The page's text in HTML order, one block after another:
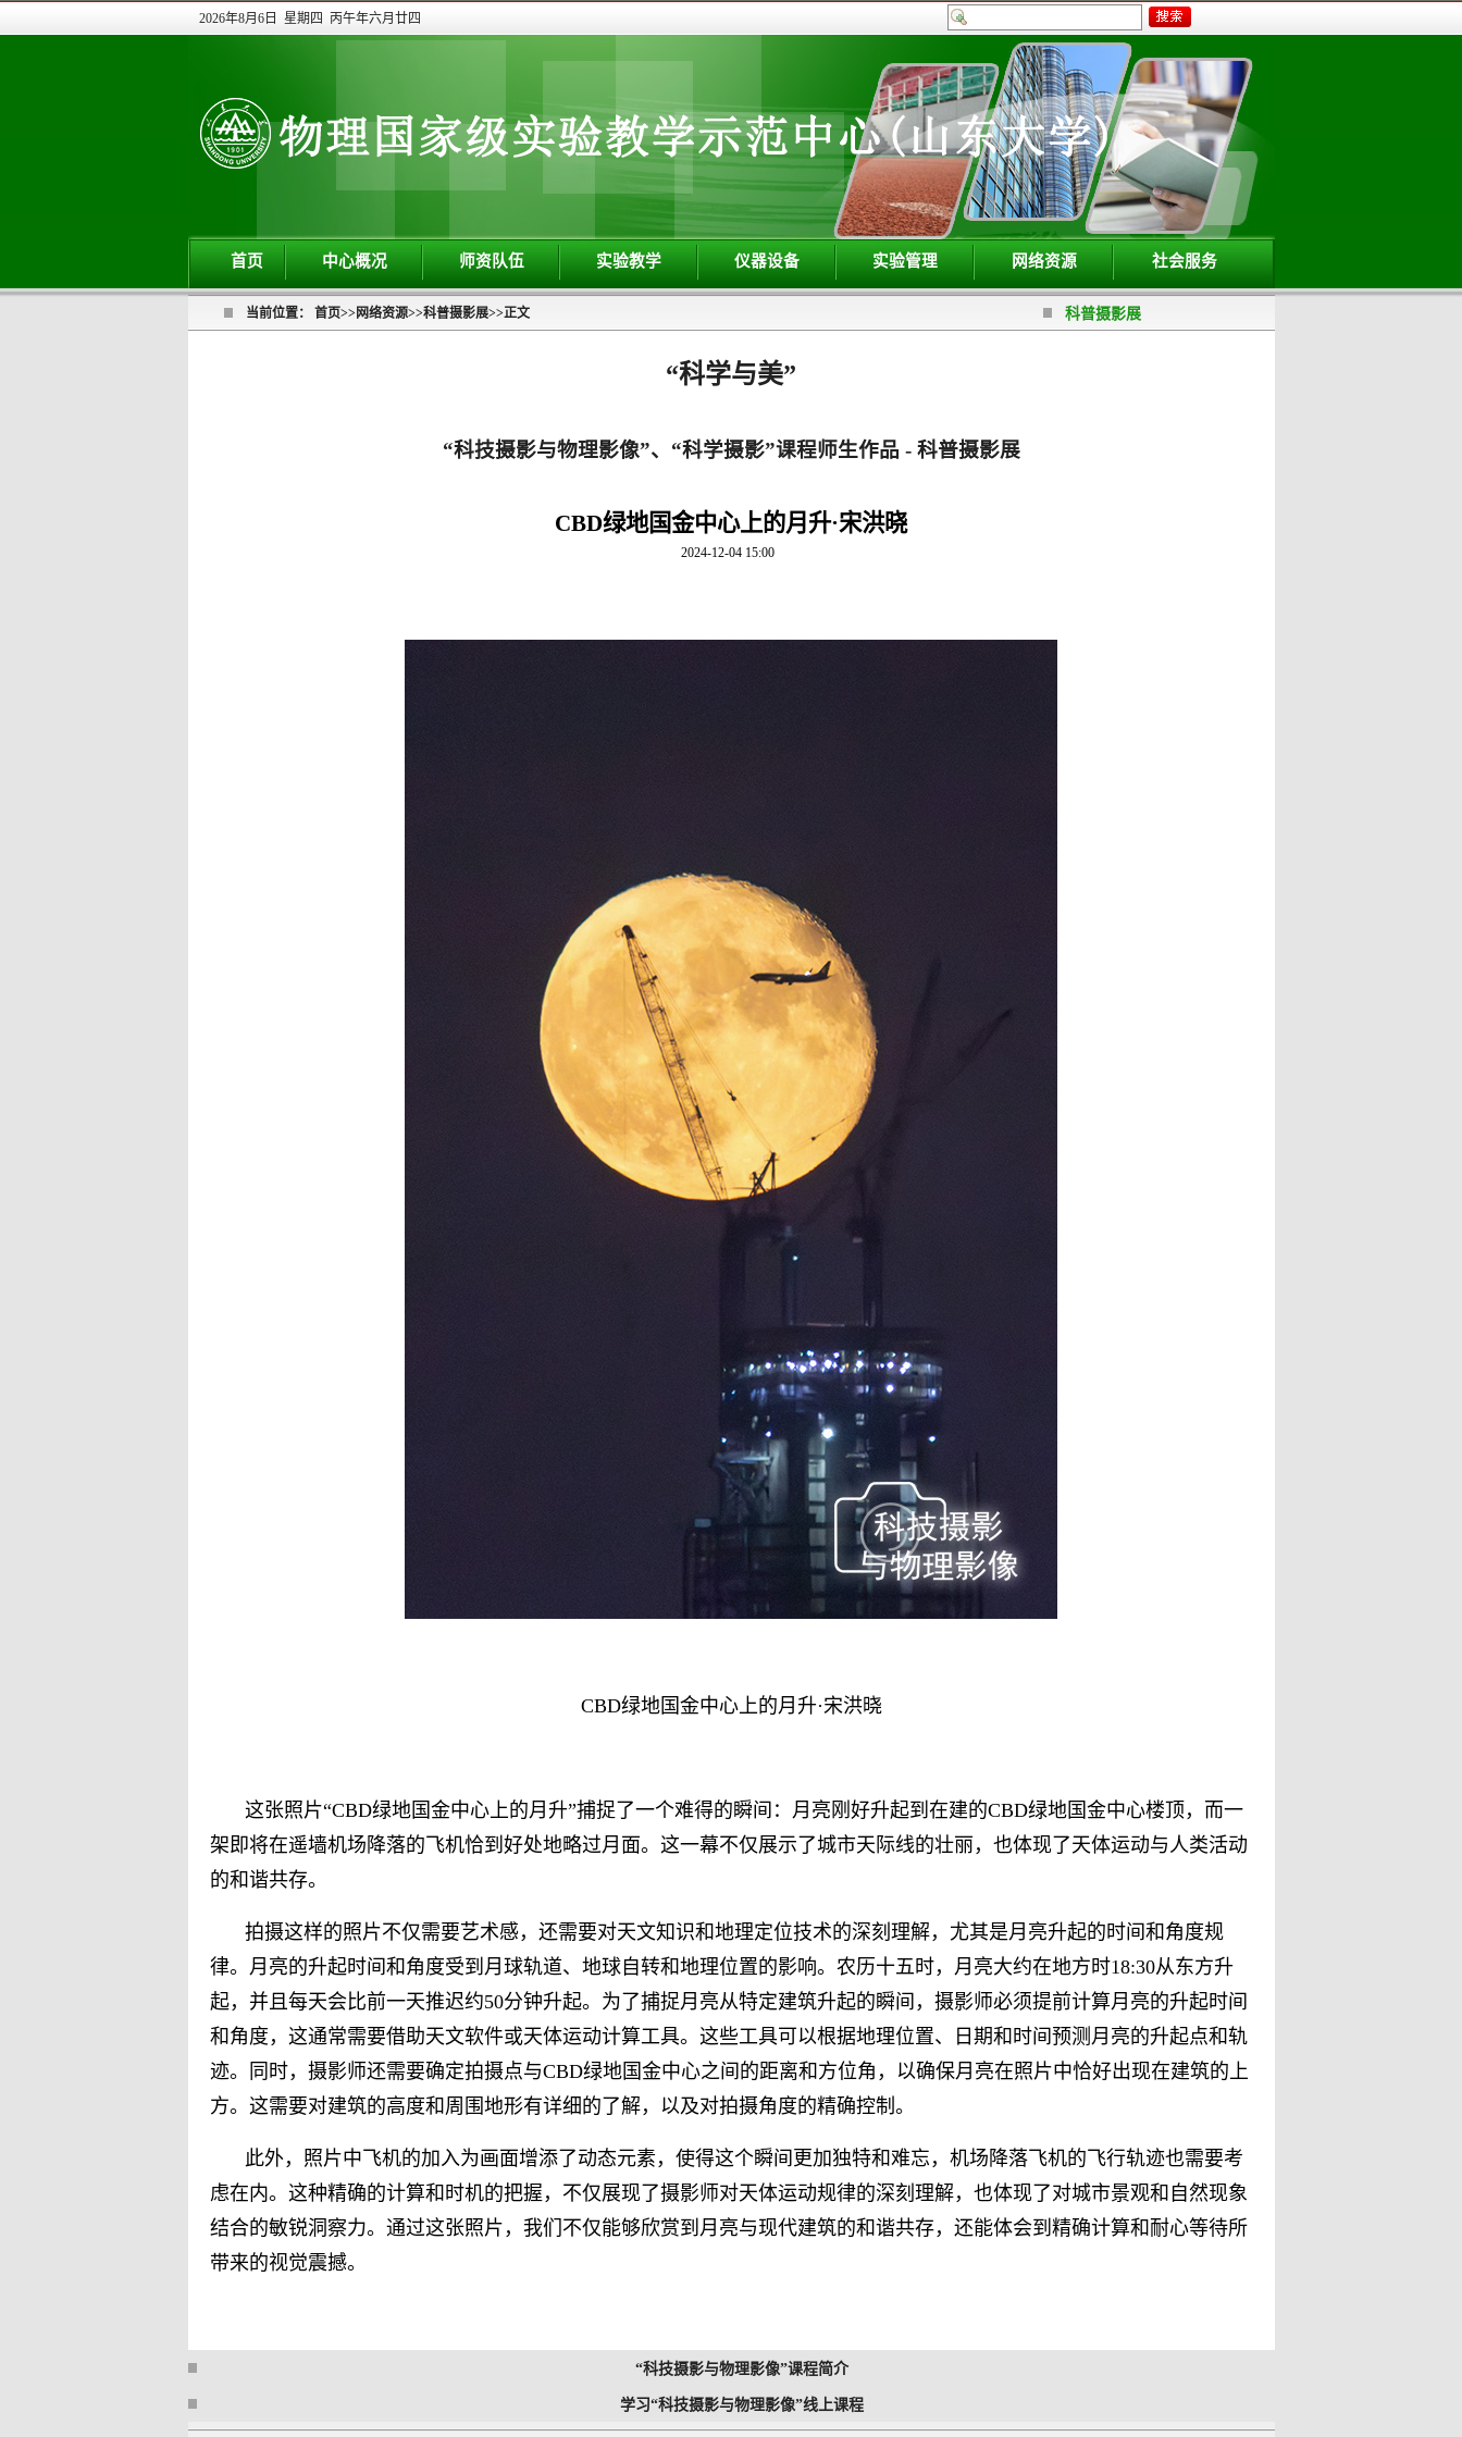
2026年8月6日 星期四 丙午年六月廿四
首页 中心概况 师资队伍 实验教学 仪器设备 实验管理 网络资源 社会服务
当前位置： 首页>>网络资源>>科普摄影展>>正文 科普摄影展
“科学与美”
“科技摄影与物理影像”、“科学摄影”课程师生作品 - 科普摄影展
CBD绿地国金中心上的月升·宋洪晓
2024-12-04 15:00
CBD绿地国金中心上的月升·宋洪晓
这张照片“CBD绿地国金中心上的月升”捕捉了一个难得的瞬间：月亮刚好升起到在建的CBD绿地国金中心楼顶，而一
架即将在遥墙机场降落的飞机恰到好处地略过月面。这一幕不仅展示了城市天际线的壮丽，也体现了天体运动与人类活动
的和谐共存。
拍摄这样的照片不仅需要艺术感，还需要对天文知识和地理定位技术的深刻理解，尤其是月亮升起的时间和角度规
律。月亮的升起时间和角度受到月球轨道、地球自转和地理位置的影响。农历十五时，月亮大约在地方时18:30从东方升
起，并且每天会比前一天推迟约50分钟升起。为了捕捉月亮从特定建筑升起的瞬间，摄影师必须提前计算月亮的升起时间
和角度，这通常需要借助天文软件或天体运动计算工具。这些工具可以根据地理位置、日期和时间预测月亮的升起点和轨
迹。同时，摄影师还需要确定拍摄点与CBD绿地国金中心之间的距离和方位角，以确保月亮在照片中恰好出现在建筑的上
方。这需要对建筑的高度和周围地形有详细的了解，以及对拍摄角度的精确控制。
此外，照片中飞机的加入为画面增添了动态元素，使得这个瞬间更加独特和难忘，机场降落飞机的飞行轨迹也需要考
虑在内。这种精确的计算和时机的把握，不仅展现了摄影师对天体运动规律的深刻理解，也体现了对城市景观和自然现象
结合的敏锐洞察力。通过这张照片，我们不仅能够欣赏到月亮与现代建筑的和谐共存，还能体会到精确计算和耐心等待所
带来的视觉震撼。
“科技摄影与物理影像”课程简介
学习“科技摄影与物理影像”线上课程